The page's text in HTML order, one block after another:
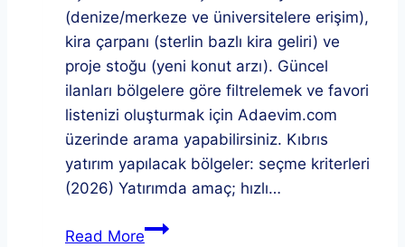
(denize/merkeze ve üniversitelere erişim),
kira çarpanı (sterlin bazlı kira geliri) ve
proje stoğu (yeni konut arzı). Güncel
ilanları bölgelere göre filtrelemek ve favori
listenizi oluşturmak için Adaevim.com
üzerinde arama yapabilirsiniz. Kıbrıs
yatırım yapılacak bölgeler: seçme kriterleri
(2026) Yatırımda amaç; hızlı…
Read MoreKıbrıs